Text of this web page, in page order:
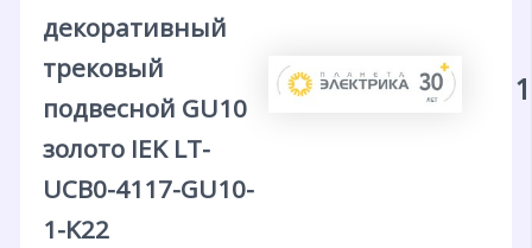
декоративный
трековый
подвесной GU10
золото IEK LT-
UCB0-4117-GU10-
1-K22